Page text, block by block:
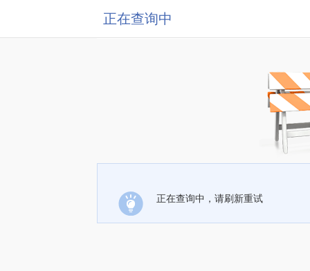
正在查询中
正在查询中，请刷新重试